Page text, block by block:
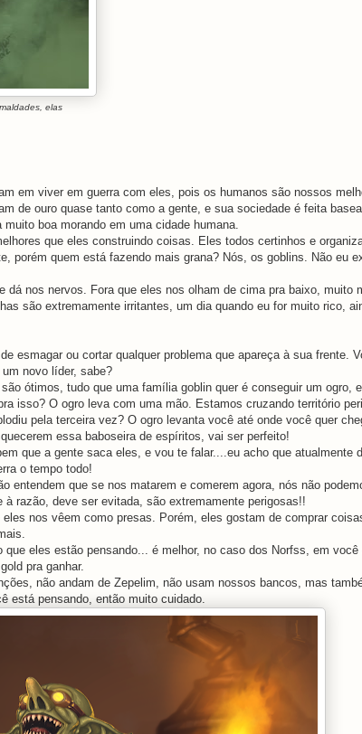
elas
em viver em guerra com eles, pois os humanos são nossos
de ouro quase tanto como a gente, e sua sociedade é feita
boa morando em uma cidade humana.
que eles construindo coisas. Eles todos certinhos e
porém quem está fazendo mais grana? Nós, os goblins. Não eu
nos nervos. Fora que eles nos olham de cima pra baixo, muito
são extremamente irritantes, um dia quando eu for muito rico,
esmagar ou cortar qualquer problema que apareça à sua frente.
novo líder, sabe?
ótimos, tudo que uma família goblin quer é conseguir um ogro,
isso? O ogro leva com uma mão. Estamos cruzando território
pela terceira vez? O ogro levanta você até onde você quer
essa baboseira de espíritos, vai ser perfeito!
que a gente saca eles, e vou te falar....eu acho que atualmente
o tempo todo!
entendem que se nos matarem e comerem agora, nós não
razão, deve ser evitada, são extremamente perigosas!!
nos vêem como presas. Porém, eles gostam de comprar
eles estão pensando... é melhor, no caso dos Norfss, em você
pra ganhar.
não andam de Zepelim, não usam nossos bancos, mas
está pensando, então muito cuidado.